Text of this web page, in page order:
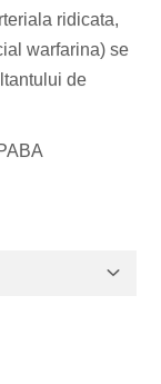
ridicata,
warfarina) se
de